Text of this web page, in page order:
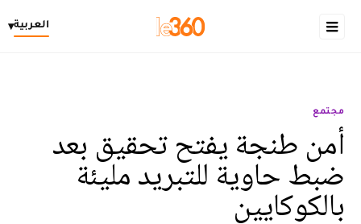
العربية▾
مجتمع
أمن طنجة يفتح تحقيق بعد
ضبط حاوية للتبريد مليئة
بالكوكايين